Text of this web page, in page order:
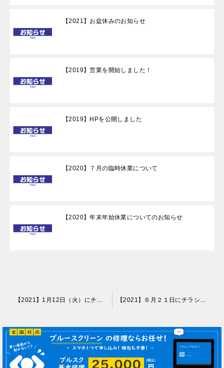
【2021】お盆休みのお知らせ
【2019】営業を開始しました！
【2019】HPを公開しました
【2020】７月の臨時休業について
【2020】年末年始休業についてのお知らせ
ナ
ビ
ゲ
【2021】1月12日（火）にチラシが入ります 【2021】６月２１日にチラシが入ります